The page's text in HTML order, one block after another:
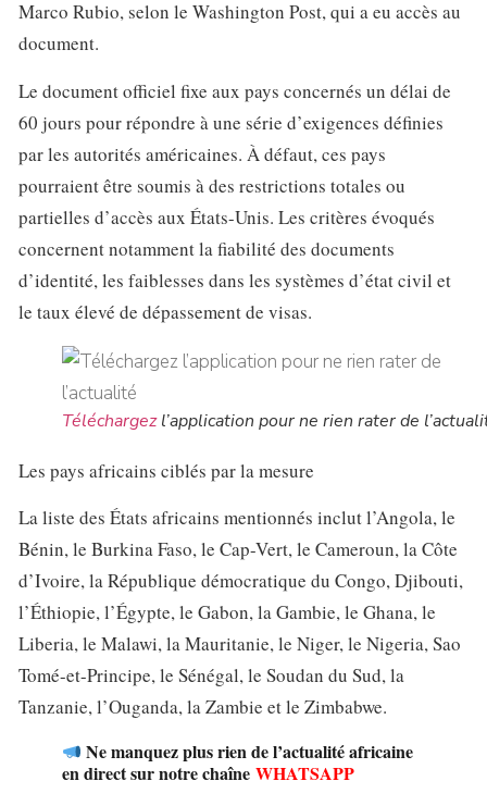
Marco Rubio, selon le Washington Post, qui a eu accès au
document.
Le document officiel fixe aux pays concernés un délai de
60 jours pour répondre à une série d’exigences définies
par les autorités américaines. À défaut, ces pays
pourraient être soumis à des restrictions totales ou
partielles d’accès aux États-Unis. Les critères évoqués
concernent notamment la fiabilité des documents
d’identité, les faiblesses dans les systèmes d’état civil et
le taux élevé de dépassement de visas.
Téléchargezl’application pour ne rien rater de
Les pays africains ciblés par la mesure
La liste des États africains mentionnés inclut l’Angola, le
Bénin, le Burkina Faso, le Cap-Vert, le Cameroun, la Côte
d’Ivoire, la République démocratique du Congo, Djibouti,
l’Éthiopie, l’Égypte, le Gabon, la Gambie, le Ghana, le
Liberia, le Malawi, la Mauritanie, le Niger, le Nigeria, Sao
Tomé-et-Principe, le Sénégal, le Soudan du Sud, la
Tanzanie, l’Ouganda, la Zambie et le Zimbabwe.
Ne manquez plus rien de l’actualité africaine
en direct sur notre chaîne WHATSAPP